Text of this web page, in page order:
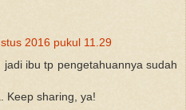
2016 pukul 11.29
jadi ibu tp pengetahuannya sudah
Keep sharing, ya!